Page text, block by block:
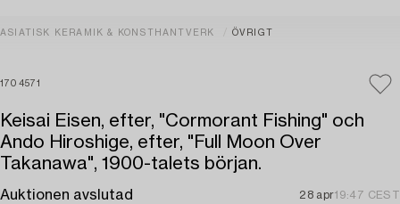
ASIATISK KERAMIK & KONSTHANTVERK ÖVRIGT
1704571
Keisai Eisen, efter, "Cormorant Fishing" och
Ando Hiroshige, efter, "Full Moon Over
Takanawa", 1900-talets början.
Auktionen avslutad 28 apr19:47 CEST